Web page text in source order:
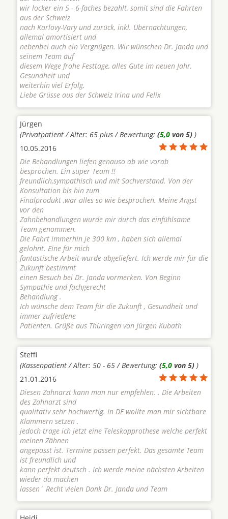
wir locker ein 5 - 6-faches bezahlt, somit sind die Fahrten
aus der Schweiz
nach Karlovy-Vary und zurück, inkl. Übernachtungen,
allemal amortisiert und
nebenbei auch ein Vergnügen. Wir wünschen Dr. Janda und
seinem Team auf
diesem Wege frohe Festtage, alles Gute im neuen Jahr,
Gesundheit und
weiterhin viel Erfolg.
Liebe Grüsse aus der Schweiz Irina und Felix
Jürgen
(Privatpatient / Alter: 65 plus / Bewertung: (5,0 von 5) )
10.05.2016
Die Behandlungen liefen genauso ab wie vorab
besprochen. Ein super Team !!
freundlich,sympathisch und mit Sachverstand. Von der
Konsultation bis hin zum
Finalprodukt ,war alles so wie besprochen. Meine Angst
vor den
Zahnbehandlungen wurde mir durch das einfühlsame
Team genommen.
Die Fahrt immerhin je 300 km , haben sich allemal
gelohnt. Eine für mich
fantastische Arbeit wurde abgeliefert. Ich werde mir für die
Zukunft bestimmt
einen Besuch bei Dr. Janda vormerken. Von Beginn
Sympathie und fachgerecht
Behandlung .
Ich wünsche dem Team für die Zukunft , Gesundheit und
immer zufriedene
Patienten. Grüße aus Thüringen von Jürgen Kubath
Steffi
(Kassenpatient / Alter: 50 - 65 / Bewertung: (5,0 von 5) )
21.01.2016
Diesen Zahnarzt kann man nur empfehlen. . Die Arbeiten
des Zahnarzt sind
qualitativ sehr hochwertig. In DE wollte man mir sichtbare
Klammern setzen .
jedoch trage ich jetzt eine Teleskopprothese welche perfekt
meinen Zähnen
angepasst ist. Termine passen perfekt. Das gesamte Team
ist freundlich und
kann perfekt deutsch . Ich werde meine nächsten Arbeiten
wieder da machen
lassen´ Recht vielen Dank Dr. Janda und Team